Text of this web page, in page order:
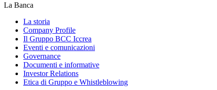
La Banca
La storia
Company Profile
Il Gruppo BCC Iccrea
Eventi e comunicazioni
Governance
Documenti e informative
Investor Relations
Etica di Gruppo e Whistleblowing